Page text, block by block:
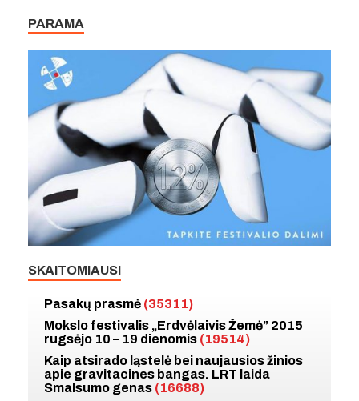
PARAMA
SKAITOMIAUSI
Pasakų prasmė (35311)
Mokslo festivalis „Erdvėlaivis Žemė” 2015
rugsėjo 10 – 19 dienomis (19514)
Kaip atsirado ląstelė bei naujausios žinios
apie gravitacines bangas. LRT laida
Smalsumo genas (16688)